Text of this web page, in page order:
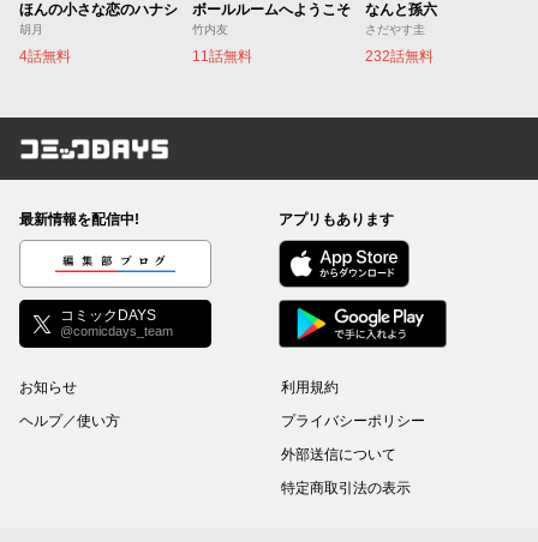
ほんの小さな恋のハナシ
胡月
4話無料
ボールルームへようこそ
竹内友
11話無料
なんと孫六
さだやす圭
232話無料
コミックDAYS
最新情報を配信中!
編集部ブログ
コミックDAYS
@comicdays_team
アプリもあります
お知らせ
ヘルプ／使い方
利用規約
プライバシーポリシー
外部送信について
特定商取引法の表示